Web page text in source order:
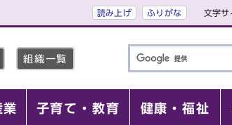
読み上げ ふりがな 文字サ
組織一覧
業 子育て・教育 健康・福祉